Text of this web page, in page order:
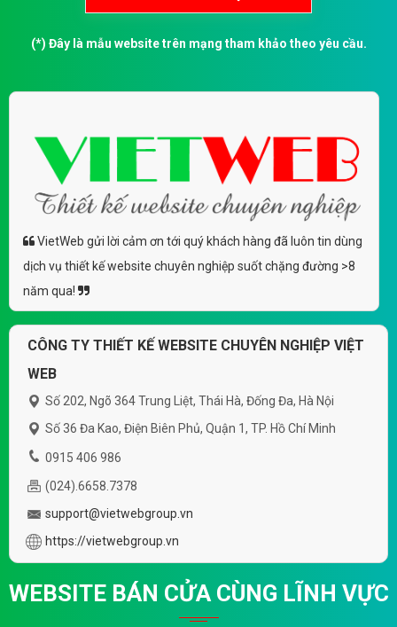
(*) Đây là mẫu website trên mạng tham khảo theo yêu cầu.
VietWeb gửi lời cảm ơn tới quý khách hàng đã luôn tin dùng
dịch vụ thiết kế website chuyên nghiệp suốt chặng đường >8
năm qua!
CÔNG TY THIẾT KẾ WEBSITE CHUYÊN NGHIỆP VIỆT
WEB
Số 202, Ngõ 364 Trung Liệt, Thái Hà, Đống Đa, Hà Nội
Số 36 Đa Kao, Điện Biên Phủ, Quận 1, TP. Hồ Chí Minh
0915 406 986
(024).6658.7378
support@vietwebgroup.vn
https://vietwebgroup.vn
WEBSITE BÁN CỬA CÙNG LĨNH VỰC